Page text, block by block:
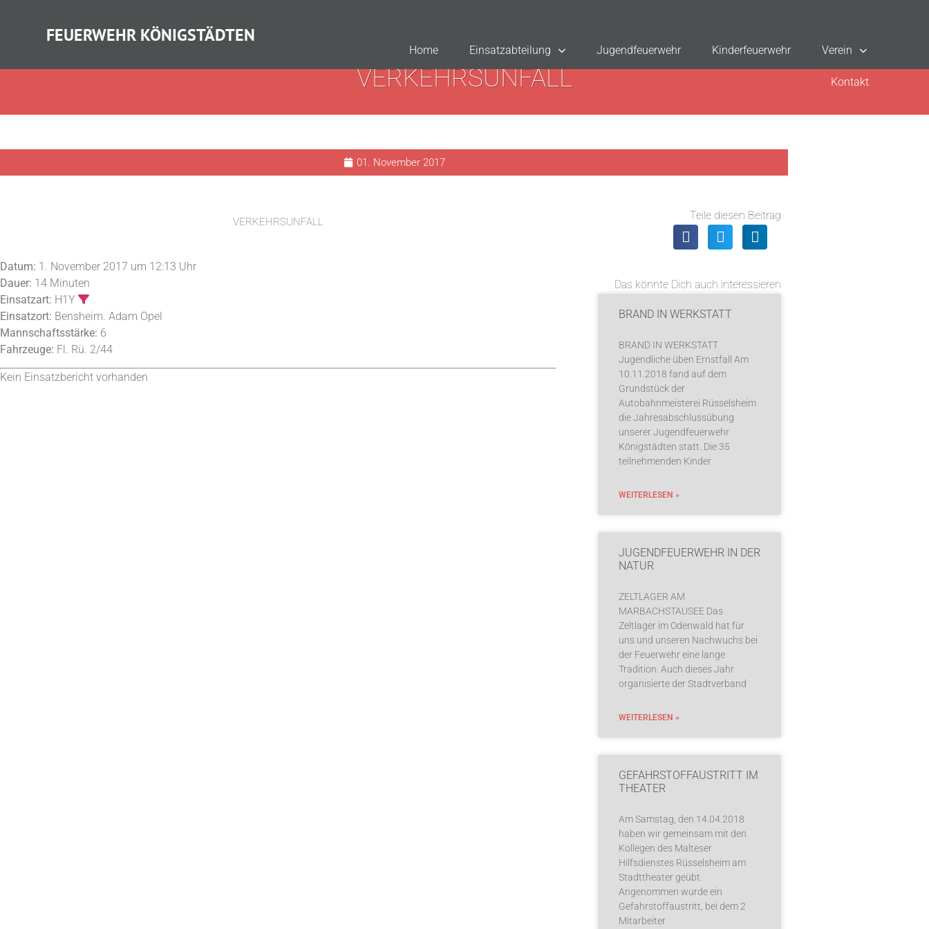
FEUERWEHR KÖNIGSTÄDTEN
Home Einsatzabteilung Jugendfeuerwehr Kinderfeuerwehr Verein
Kontakt
VERKEHRSUNFALL
01. November 2017
VERKEHRSUNFALL
Datum: 1. November 2017 um 12:13 Uhr
Dauer: 14 Minuten
Einsatzart: H1Y
Einsatzort: Bensheim. Adam Opel
Mannschaftsstärke: 6
Fahrzeuge: Fl. Rü. 2/44
Kein Einsatzbericht vorhanden
Teile diesen Beitrag
Das könnte Dich auch interessieren
BRAND IN WERKSTATT
BRAND IN WERKSTATT
Jugendliche üben Ernstfall Am
10.11.2018 fand auf dem
Grundstück der
Autobahnmeisterei Rüsselsheim
die Jahresabschlussübung
unserer Jugendfeuerwehr
Königstädten statt. Die 35
teilnehmenden Kinder
WEITERLESEN »
JUGENDFEUERWEHR IN DER
NATUR
ZELTLAGER AM
MARBACHSTAUSEE Das
Zeltlager im Odenwald hat für
uns und unseren Nachwuchs bei
der Feuerwehr eine lange
Tradition. Auch dieses Jahr
organisierte der Stadtverband
WEITERLESEN »
GEFAHRSTOFFAUSTRITT IM
THEATER
Am Samstag, den 14.04.2018
haben wir gemeinsam mit den
Kollegen des Malteser
Hilfsdienstes Rüsselsheim am
Stadttheater geübt.
Angenommen wurde ein
Gefahrstoffaustritt, bei dem 2
Mitarbeiter